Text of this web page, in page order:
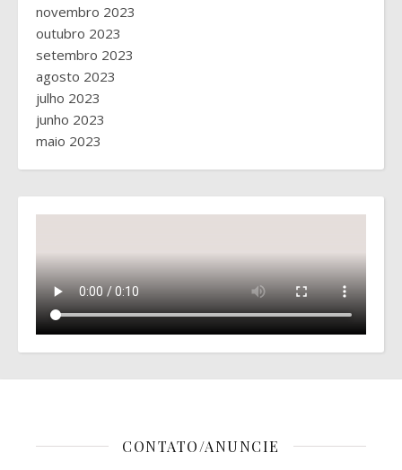
novembro 2023
outubro 2023
setembro 2023
agosto 2023
julho 2023
junho 2023
maio 2023
CONTATO/ANUNCIE